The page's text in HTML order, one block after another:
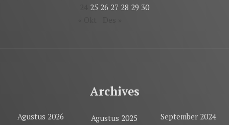
25 26 27 28 29 30
Archives
Agustus 2026
Agustus 2025
September 2024